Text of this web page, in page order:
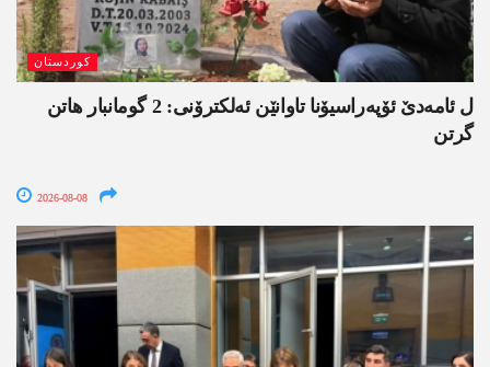
کوردستان
ل ئامەدێ ئۆپەراسیۆنا تاوانێن ئەلکترۆنی: 2 گومانبار ھاتن
گرتن
2026-08-08